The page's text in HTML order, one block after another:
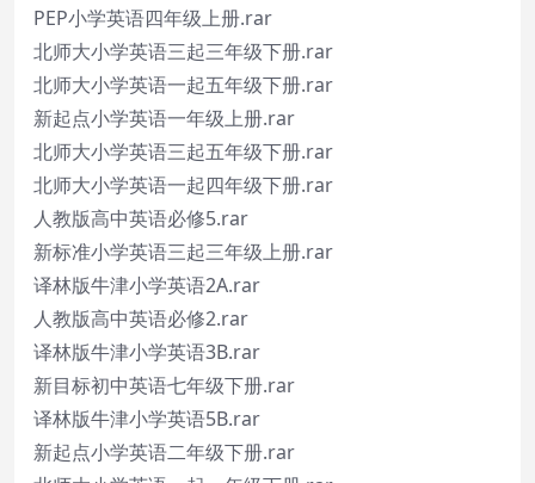
PEP小学英语四年级上册.rar
北师大小学英语三起三年级下册.rar
北师大小学英语一起五年级下册.rar
新起点小学英语一年级上册.rar
北师大小学英语三起五年级下册.rar
北师大小学英语一起四年级下册.rar
人教版高中英语必修5.rar
新标准小学英语三起三年级上册.rar
译林版牛津小学英语2A.rar
人教版高中英语必修2.rar
译林版牛津小学英语3B.rar
新目标初中英语七年级下册.rar
译林版牛津小学英语5B.rar
新起点小学英语二年级下册.rar